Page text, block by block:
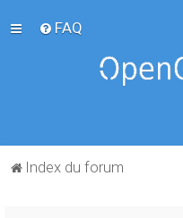
FAQ
Index du forum